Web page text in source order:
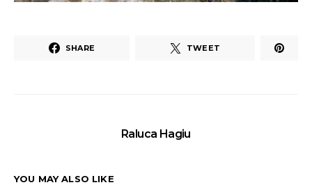
SHARE TWEET
Raluca Hagiu
YOU MAY ALSO LIKE